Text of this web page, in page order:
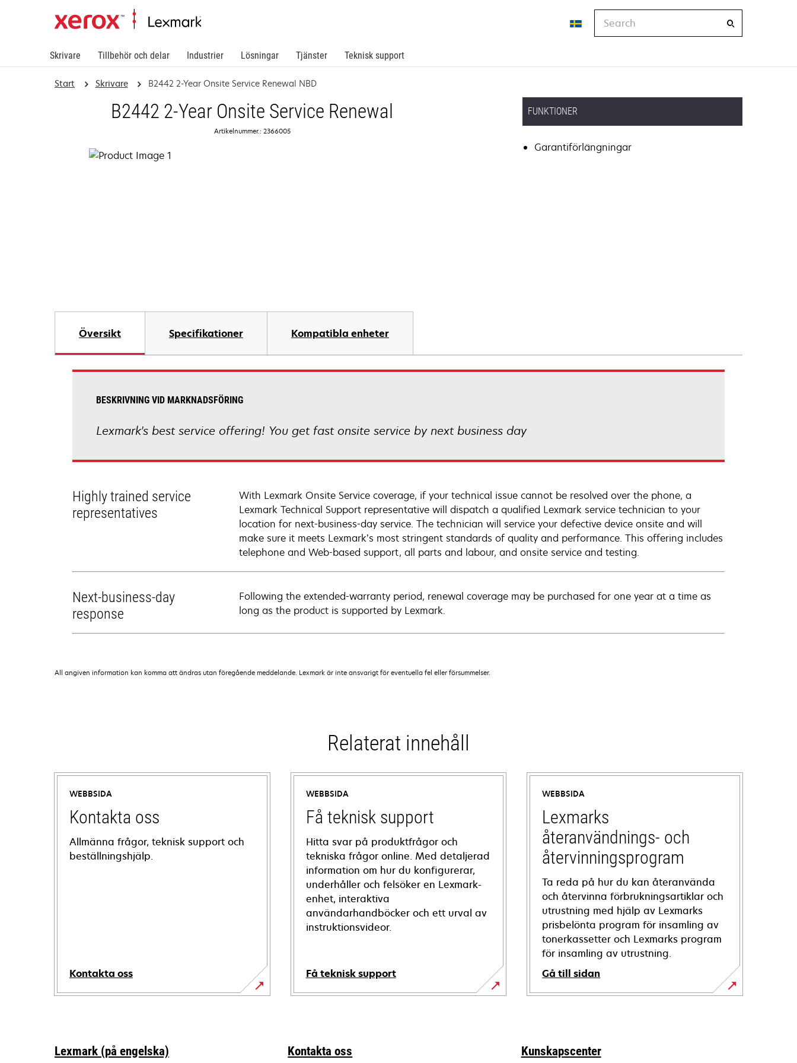
Skrivare Tillbehör och delar Industrier Lösningar Tjänster Teknisk support
Start Skrivare B2442 2-Year Onsite Service Renewal NBD
B2442 2-Year Onsite Service Renewal
Artikelnummer.: 2366005
FUNKTIONER
Garantiförlängningar
Översikt Specifikationer Kompatibla enheter
BESKRIVNING VID MARKNADSFÖRING
Lexmark's best service offering! You get fast onsite service by next business day
Highly trained service
representatives
With Lexmark Onsite Service coverage, if your technical issue cannot be resolved over the phone, a
Lexmark Technical Support representative will dispatch a qualified Lexmark service technician to your
location for next-business-day service. The technician will service your defective device onsite and will
make sure it meets Lexmark’s most stringent standards of quality and performance. This offering includes
telephone and Web-based support, all parts and labour, and onsite service and testing.
Next-business-day
response
Following the extended-warranty period, renewal coverage may be purchased for one year at a time as
long as the product is supported by Lexmark.
All angiven information kan komma att ändras utan föregående meddelande. Lexmark är inte ansvarigt för eventuella fel eller försummelser.
Relaterat innehåll
WEBBSIDA
Kontakta oss
Allmänna frågor, teknisk support och
beställningshjälp.
Kontakta oss
WEBBSIDA
Få teknisk support
Hitta svar på produktfrågor och
tekniska frågor online. Med detaljerad
information om hur du konfigurerar,
underhåller och felsöker en Lexmark-
enhet, interaktiva
användarhandböcker och ett urval av
instruktionsvideor.
Få teknisk support
opens
tab
WEBBSIDA
Lexmarks
återanvändnings- och
återvinningsprogram
Ta reda på hur du kan återanvända
och återvinna förbrukningsartiklar och
utrustning med hjälp av Lexmarks
prisbelönta program för insamling av
tonerkassetter och Lexmarks program
för insamling av utrustning.
Gå till sidan
Lexmark (på engelska) Kontakta oss Kunskapscenter